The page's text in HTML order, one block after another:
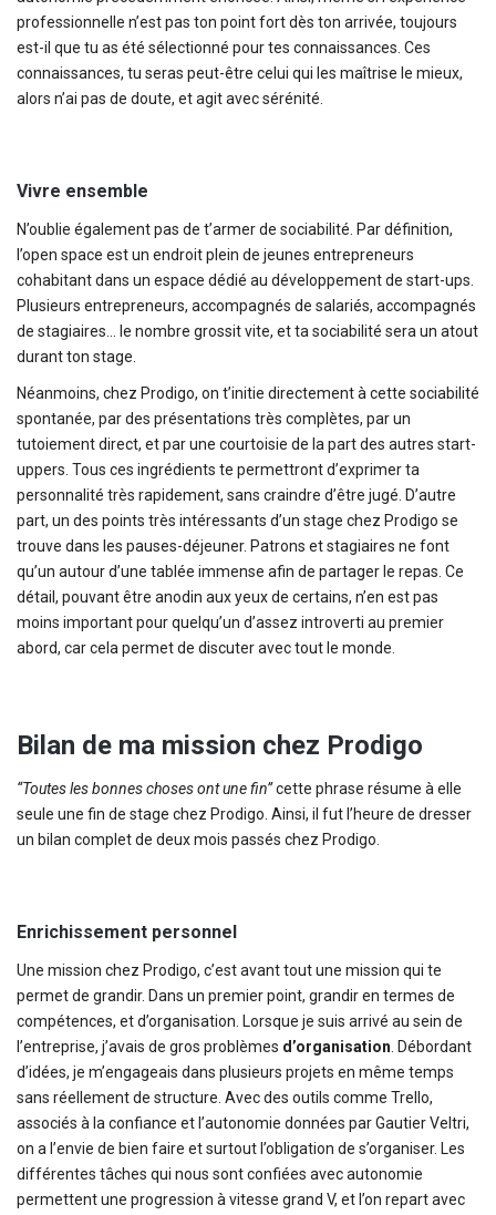
professionnelle n’est pas ton point fort dès ton arrivée, toujours
est-il que tu as été sélectionné pour tes connaissances. Ces
connaissances, tu seras peut-être celui qui les maîtrise le mieux,
alors n’ai pas de doute, et agit avec sérénité.
Vivre ensemble
N’oublie également pas de t’armer de sociabilité. Par définition,
l’open space est un endroit plein de jeunes entrepreneurs
cohabitant dans un espace dédié au développement de start-ups.
Plusieurs entrepreneurs, accompagnés de salariés, accompagnés
de stagiaires… le nombre grossit vite, et ta sociabilité sera un atout
durant ton stage.
Néanmoins, chez Prodigo, on t’initie directement à cette sociabilité
spontanée, par des présentations très complètes, par un
tutoiement direct, et par une courtoisie de la part des autres start-
uppers. Tous ces ingrédients te permettront d’exprimer ta
personnalité très rapidement, sans craindre d’être jugé. D’autre
part, un des points très intéressants d’un stage chez Prodigo se
trouve dans les pauses-déjeuner. Patrons et stagiaires ne font
qu’un autour d’une tablée immense afin de partager le repas. Ce
détail, pouvant être anodin aux yeux de certains, n’en est pas
moins important pour quelqu’un d’assez introverti au premier
abord, car cela permet de discuter avec tout le monde.
Bilan de ma mission chez Prodigo
“Toutes les bonnes choses ont une fin”cette phrase résume à elle
seule une fin de stage chez Prodigo. Ainsi, il fut l’heure de dresser
un bilan complet de deux mois passés chez Prodigo.
Enrichissement personnel
Une mission chez Prodigo, c’est avant tout une mission qui te
permet de grandir. Dans un premier point, grandir en termes de
compétences, et d’organisation. Lorsque je suis arrivé au sein de
l’entreprise, j’avais de gros problèmes d’organisation. Débordant
d’idées, je m’engageais dans plusieurs projets en même temps
sans réellement de structure. Avec des outils comme Trello,
associés à la confiance et l’autonomie données par Gautier Veltri,
on a l’envie de bien faire et surtout l’obligation de s’organiser. Les
différentes tâches qui nous sont confiées avec autonomie
permettent une progression à vitesse grand V, et l’on repart avec